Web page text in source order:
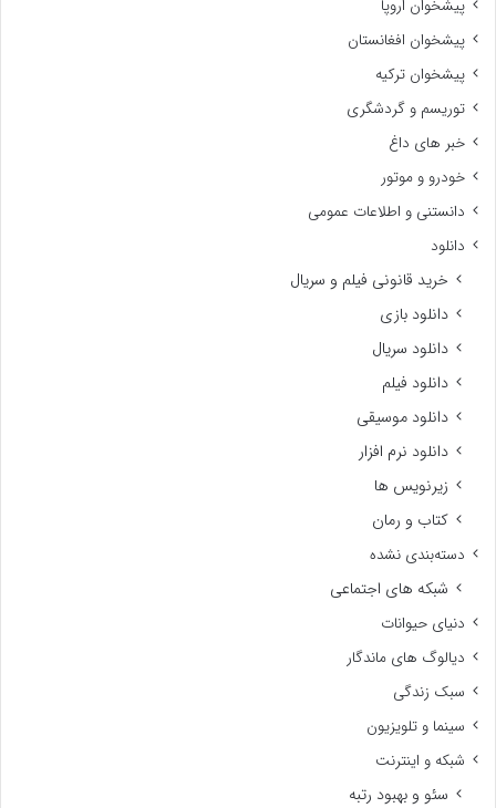
پیشخوان اروپا
پیشخوان افغانستان
پیشخوان ترکیه
توریسم و گردشگری
خبر های داغ
خودرو و موتور
دانستنی و اطلاعات عمومی
دانلود
خرید قانونی فیلم و سریال
دانلود بازی
دانلود سریال
دانلود فیلم
دانلود موسیقی
دانلود نرم افزار
زیرنویس ها
کتاب و رمان
دسته‌بندی نشده
شبکه های اجتماعی
دنیای حیوانات
دیالوگ های ماندگار
سبک زندگی
سینما و تلویزیون
شبکه و اینترنت
سئو و بهبود رتبه